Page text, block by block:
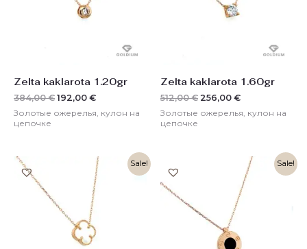
Zelta kaklarota 1.20gr
384,00€ 192,00 €
Золотые ожерелья, кулон на
цепочке
Zelta kaklarota 1.60gr
512,00€ 256,00 €
Золотые ожерелья, кулон на
цепочке
Sale!
Первоначальная
составляла
749,00 €.
Текущая
цена:
Sale!
Первоначальная
составляла
803,00 €.
Текущая
цена:
402,00 €.